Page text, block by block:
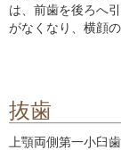
は、前歯を後ろへ
がなくなり、横顔
抜歯
上顎両側第一小臼